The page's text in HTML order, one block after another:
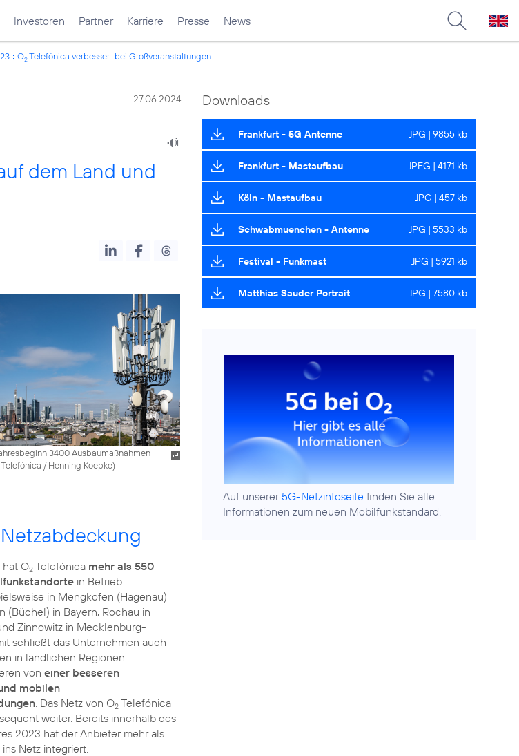
Investoren Partner Karriere Presse News
O2Telefónica verbesser...bei Großveranstaltungen
27.06.2024
dem Land und
3400 Ausbaumaßnahmen
/ Henning Koepke)
hat O2Telefónica mehr als 550
in Betrieb
in Mengkofen (Hagenau)
(Büchel) in Bayern, Rochau in
Zinnowitz in Mecklenburg-
schließt das Unternehmen auch
in ländlichen Regionen.
von einer besseren
mobilen
. Das Netz von O2Telefónica
weiter. Bereits innerhalb des
2023 hat der Anbieter mehr als
Netz integriert.
Downloads
Frankfurt - 5G Antenne JPG | 9855 kb
Frankfurt - Mastaufbau JPEG | 4171 kb
Köln - Mastaufbau JPG | 457 kb
Schwabmuenchen - Antenne JPG | 5533 kb
Festival - Funkmast JPG | 5921 kb
Matthias Sauder Portrait JPG | 7580 kb
Auf unserer 5G-Netzinfoseite finden Sie alle
Informationen zum neuen Mobilfunkstandard.